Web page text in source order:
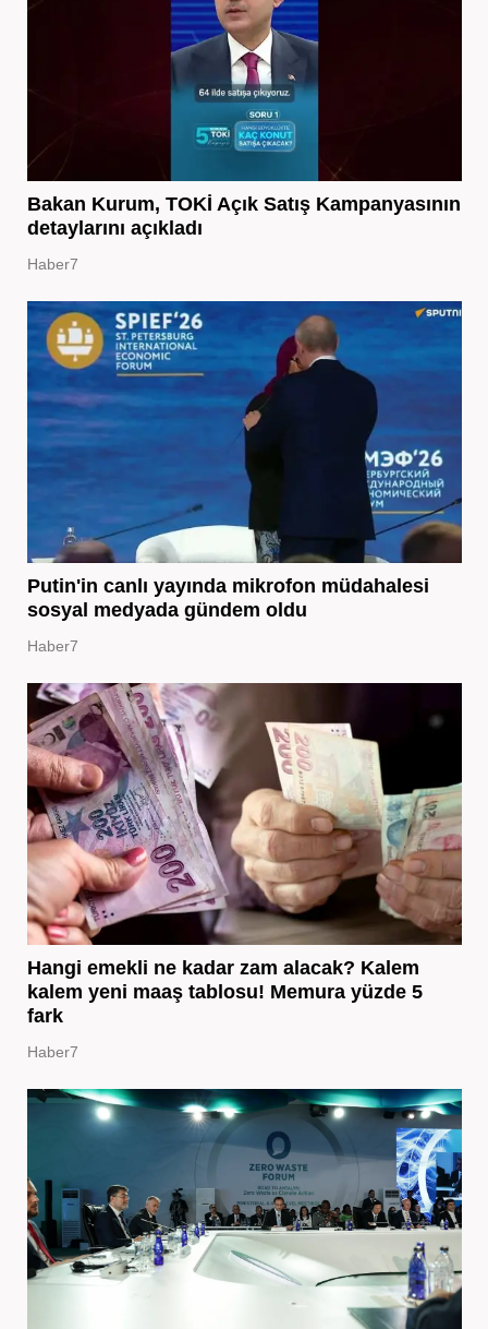
Bakan Kurum, TOKİ Açık Satış Kampanyasının
detaylarını açıkladı
Haber7
Putin'in canlı yayında mikrofon müdahalesi
sosyal medyada gündem oldu
Haber7
Hangi emekli ne kadar zam alacak? Kalem
kalem yeni maaş tablosu! Memura yüzde 5
fark
Haber7